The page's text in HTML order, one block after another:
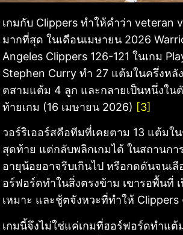
เกมกับ Clippers ทำให้คำว่า veteran
มากที่สุด ในเดือนเมษายน 2026
Angeles Clippers 126-121 ในเกม
Stephen Curry ทำ 27 แต้มในครึ่งห
ตสามแต้ม 4 ลูก และกลายเป็นหนึ่งใน
ท้ายเกม (16 เมษายน 2026) [3]
วอร์ริเออร์สคือทีมที่เคยตาม 13 แต้มใ
สุดท้าย แต่กลับพลิกเกมได้ ในสถานก
อายุน้อยอาจรีบเกินไป หรือกดดันจนเ
อร์ฟอร์ดทำในสิ่งตรงข้าม เขารอพื้นที่
เหมาะ และชู้ตจังหวะที่ทำให้ Clippers
เกมนี้จึงไม่ใช่แค่เกมที่ฮอร์ฟอร์ดทำแต้